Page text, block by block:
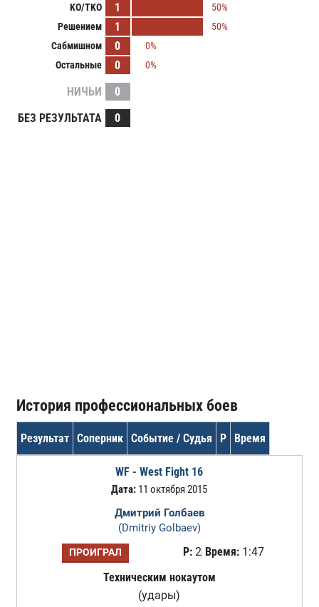
KO/TKO 1
50%
Решением
1
50%
Сабмишном
0
0%
Остальные
0 0%
НИЧЬИ
0
БЕЗ РЕЗУЛЬТАТА
0
История профессиональных боев
Результат Соперник Событие / Судья Р Время
WF - West Fight 16
Дата: 11 октября 2015
Дмитрий Голбаев
(Dmitriy Golbaev)
ПРОИГРАЛ Р:2 Время:1:47
Техническим нокаутом
(удары)